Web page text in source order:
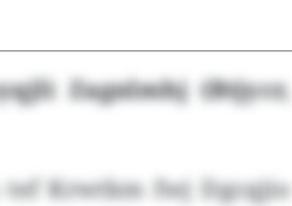
Zagnlmhj (Btjycr,
tef Krwtkm fwj Dgcqjio